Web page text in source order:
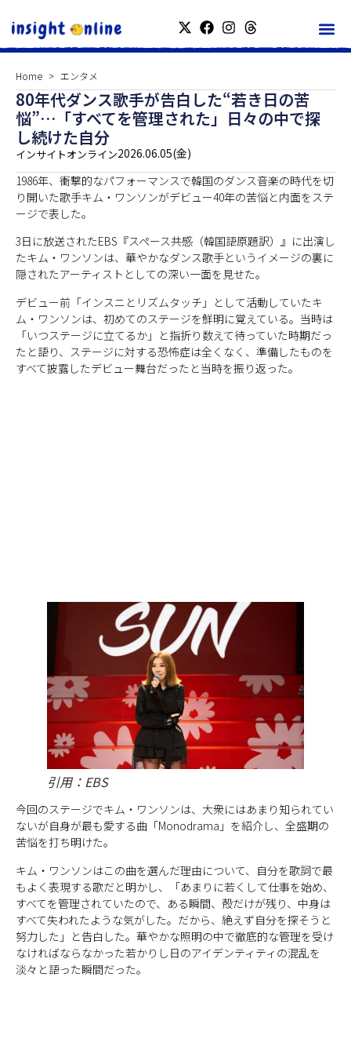
Home エンタメ
80年代ダンス歌手が告白した“若き日の苦
悩”…「すべてを管理された」日々の中で探
し続けた自分
インサイトオンライン2026.06.05(金)
1986年、衝撃的なパフォーマンスで韓国のダンス音楽の時代を切
り開いた歌手キム・ワンソンがデビュー40年の苦悩と内面をステ
ージで表した。
3日に放送されたEBS『スペース共感（韓国語原題訳）』に出演し
たキム・ワンソンは、華やかなダンス歌手というイメージの裏に
隠されたアーティストとしての深い一面を見せた。
デビュー前「インスニとリズムタッチ」として活動していたキ
ム・ワンソンは、初めてのステージを鮮明に覚えている。当時は
「いつステージに立てるか」と指折り数えて待っていた時期だっ
たと語り、ステージに対する恐怖症は全くなく、準備したものを
すべて披露したデビュー舞台だったと当時を振り返った。
引用：EBS
今回のステージでキム・ワンソンは、大衆にはあまり知られてい
ないが自身が最も愛する曲「Monodrama」を紹介し、全盛期の
苦悩を打ち明けた。
キム・ワンソンはこの曲を選んだ理由について、自分を歌詞で最
もよく表現する歌だと明かし、「あまりに若くして仕事を始め、
すべてを管理されていたので、ある瞬間、殻だけが残り、中身は
すべて失われたような気がした。だから、絶えず自分を探そうと
努力した」と告白した。華やかな照明の中で徹底的な管理を受け
なければならなかった若かりし日のアイデンティティの混乱を
淡々と語った瞬間だった。